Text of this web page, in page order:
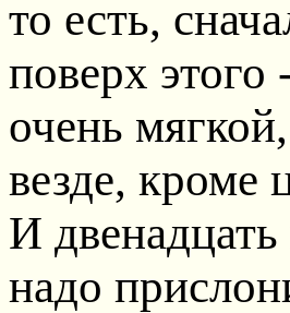
то есть,
поверх
очень
везде, кроме
И
надо